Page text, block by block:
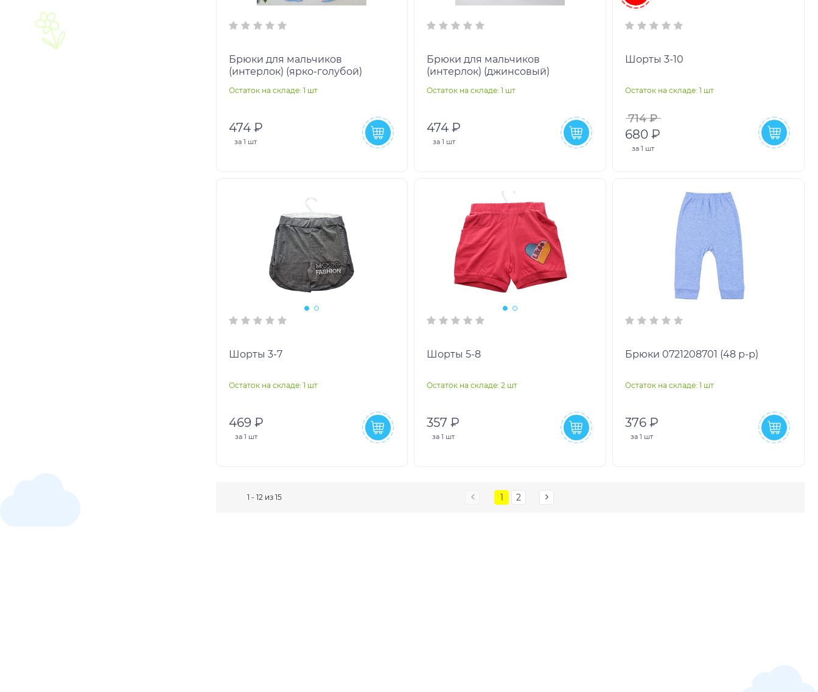
Брюки для мальчиков
(интерлок) (ярко-голубой)
Остаток на складе: 1 шт
474 ₽
за 1 шт
Брюки для мальчиков
(интерлок) (джинсовый)
Остаток на складе: 1 шт
474 ₽
за 1 шт
Шорты 3-10
Остаток на складе: 1 шт
714 ₽
680 ₽
за 1 шт
Шорты 3-7
Остаток на складе: 1 шт
469 ₽
за 1 шт
Шорты 5-8
Остаток на складе: 2 шт
357 ₽
за 1 шт
Брюки 0721208701 (48 р-р)
Остаток на складе: 1 шт
376 ₽
за1 шт
1 2
1 - 12 из 15